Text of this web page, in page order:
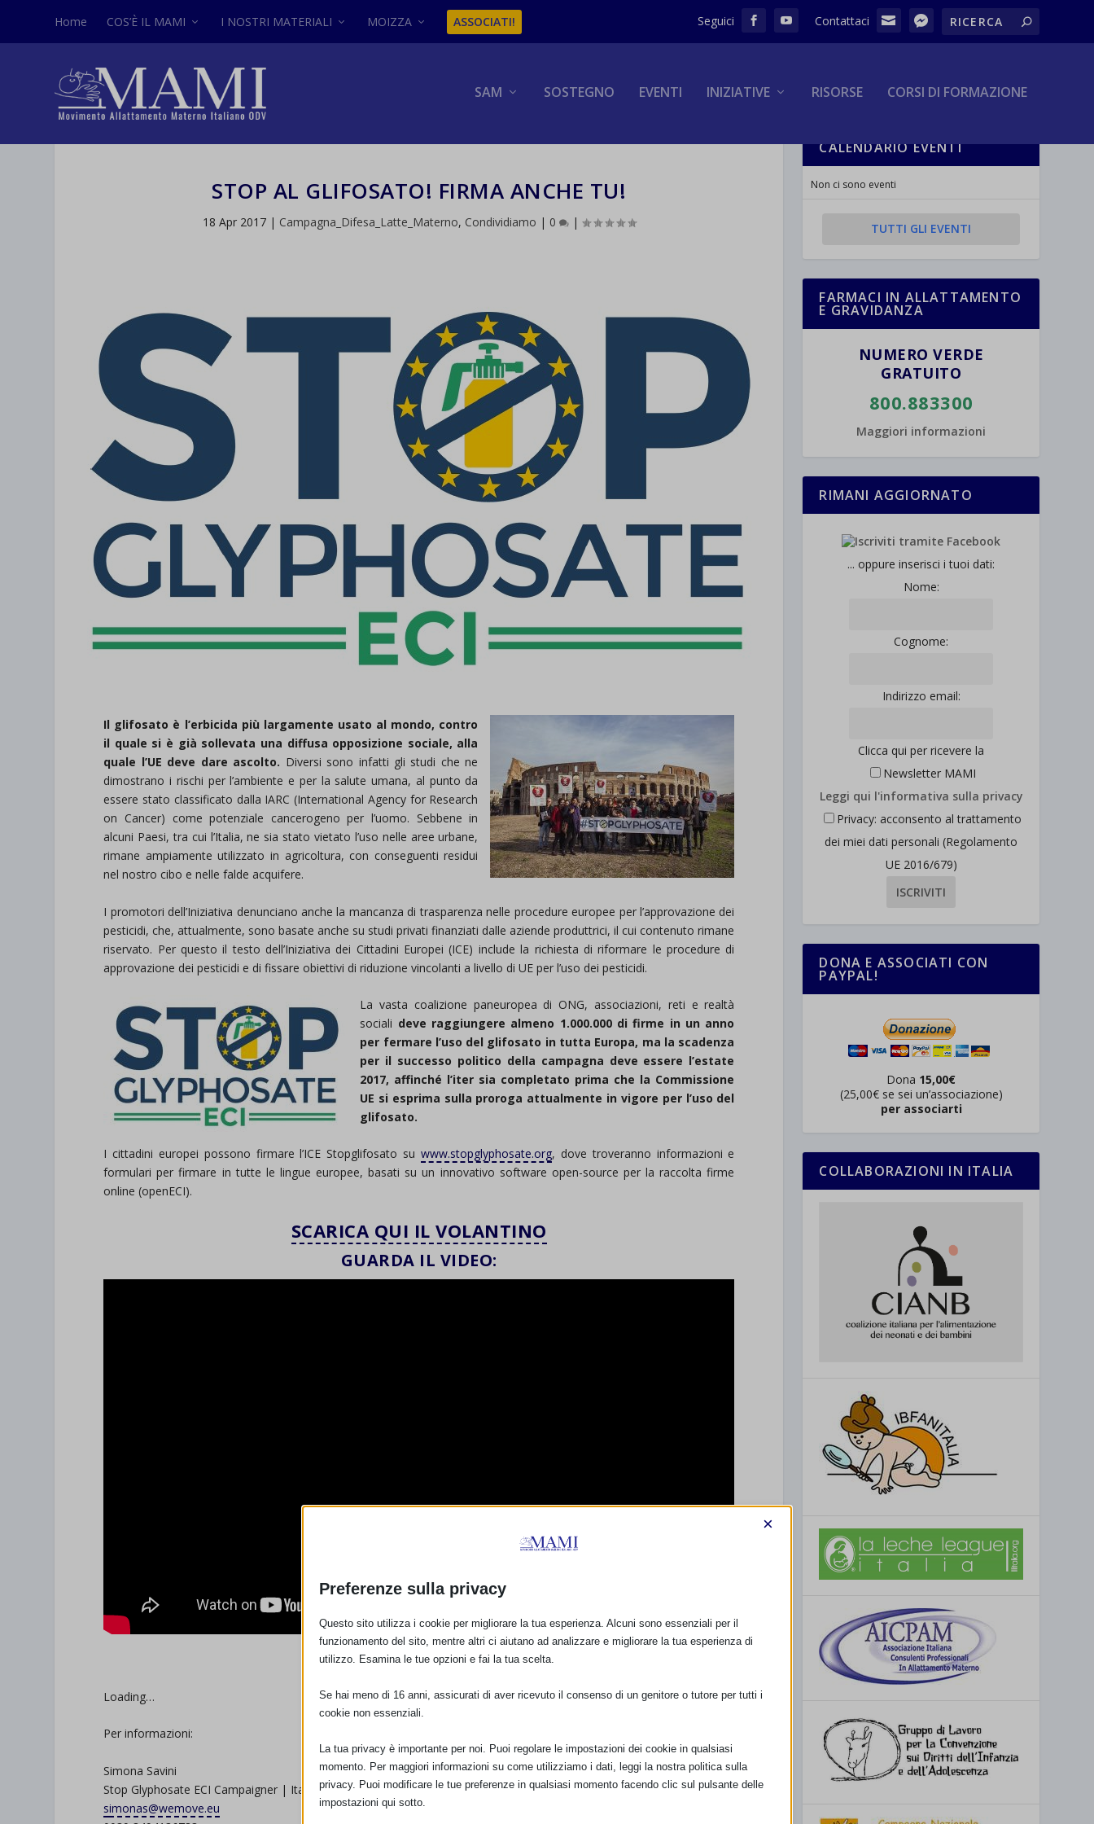
Home COS’È IL MAMI I NOSTRI MATERIALI MOIZZA ASSOCIATI!
SAM SOSTEGNO EVENTI INIZIATIVE RISORSE CORSI DI FORMAZIONE
STOP AL GLIFOSATO! FIRMA ANCHE TU!
18 Apr 2017| Campagna_Difesa_Latte_Materno, Condividiamo | 0 |
Il glifosato è l’erbicida più largamente usato al mondo, contro
il quale si è già sollevata una diffusa opposizione sociale, alla
quale l’UE deve dare ascolto. Diversi sono infatti gli studi che ne
dimostrano i rischi per l’ambiente e per la salute umana, al punto da
essere stato classificato dalla IARC (International Agency for Research
on Cancer) come potenziale cancerogeno per l’uomo. Sebbene in
alcuni Paesi, tra cui l’Italia, ne sia stato vietato l’uso nelle aree urbane,
rimane ampiamente utilizzato in agricoltura, con conseguenti residui
nel nostro cibo e nelle falde acquifere.
I promotori dell’Iniziativa denunciano anche la mancanza di trasparenza nelle procedure europee per l’approvazione dei
pesticidi, che, attualmente, sono basate anche su studi privati finanziati dalle aziende produttrici, il cui contenuto rimane
riservato. Per questo il testo dell’Iniziativa dei Cittadini Europei (ICE) include la richiesta di riformare le procedure di
approvazione dei pesticidi e di fissare obiettivi di riduzione vincolanti a livello di UE per l’uso dei pesticidi.
La vasta coalizione paneuropea di ONG, associazioni, reti e realtà
sociali deve raggiungere almeno 1.000.000 di firme in un anno
per fermare l’uso del glifosato in tutta Europa, ma la scadenza
per il successo politico della campagna deve essere l’estate
2017, affinché l’iter sia completato prima che la Commissione
UE si esprima sulla proroga attualmente in vigore per l’uso del
glifosato.
I cittadini europei possono firmare l’ICE Stopglifosato su www.stopglyphosate.org, dove troveranno informazioni e
formulari per firmare in tutte le lingue europee, basati su un innovativo software open-source per la raccolta firme
online (openECI).
SCARICA QUI IL VOLANTINO
GUARDA IL VIDEO:
FIRMA ANCHE TU!
Loading…
Per informazioni:
Simona Savini
Stop Glyphosate ECI Campaigner | Italy
simonas@wemove.eu
CALENDARIO EVENTI
Non ci sono eventi
TUTTI GLI EVENTI
FARMACI IN ALLATTAMENTO
E GRAVIDANZA
NUMERO VERDE
GRATUITO
800.883300
Maggiori informazioni
RIMANI AGGIORNATO
... oppure inserisci i tuoi dati:
Nome:
Cognome:
Indirizzo email:
Clicca qui per ricevere la
Newsletter MAMI
Leggi qui l'informativa sulla privacy
Privacy: acconsento al trattamento
dei miei dati personali (Regolamento
UE 2016/679)
DONA E ASSOCIATI CON
PAYPAL!
Dona 15,00€
(25,00€ se sei un’associazione)
per associarti
COLLABORAZIONI IN ITALIA
Preferenze sulla privacy
×
Questo sito utilizza i cookie per migliorare la tua esperienza. Alcuni sono essenziali per il
funzionamento del sito, mentre altri ci aiutano ad analizzare e migliorare la tua esperienza di
utilizzo. Esamina le tue opzioni e fai la tua scelta.
Se hai meno di 16 anni, assicurati di aver ricevuto il consenso di un genitore o tutore per tutti i
cookie non essenziali.
La tua privacy è importante per noi. Puoi regolare le impostazioni dei cookie in qualsiasi
momento. Per maggiori informazioni su come utilizziamo i dati, leggi la nostra politica sulla
privacy. Puoi modificare le tue preferenze in qualsiasi momento facendo clic sul pulsante delle
impostazioni qui sotto.